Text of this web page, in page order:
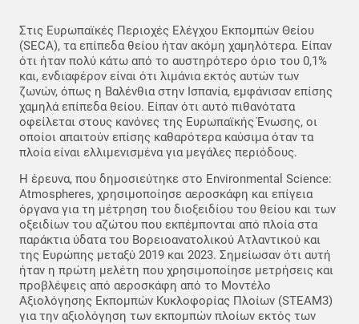
Στις Ευρωπαϊκές Περιοχές Ελέγχου Εκπομπών Θείου
(SECA), τα επίπεδα θείου ήταν ακόμη χαμηλότερα. Είπαν
ότι ήταν πολύ κάτω από το αυστηρότερο όριο του 0,1%
και, ενδιαφέρον είναι ότι λιμάνια εκτός αυτών των
ζωνών, όπως η Βαλένθια στην Ισπανία, εμφάνισαν επίσης
χαμηλά επίπεδα θείου. Είπαν ότι αυτό πιθανότατα
οφείλεται στους κανόνες της Ευρωπαϊκής Ένωσης, οι
οποίοι απαιτούν επίσης καθαρότερα καύσιμα όταν τα
πλοία είναι ελλιμενισμένα για μεγάλες περιόδους.
Η έρευνα, που δημοσιεύτηκε στο Environmental Science:
Atmospheres, χρησιμοποίησε αεροσκάφη και επίγεια
όργανα για τη μέτρηση του διοξειδίου του θείου και των
οξειδίων του αζώτου που εκπέμπονται από πλοία στα
παράκτια ύδατα του Βορειοανατολικού Ατλαντικού και
της Ευρώπης μεταξύ 2019 και 2023. Σημείωσαν ότι αυτή
ήταν η πρώτη μελέτη που χρησιμοποίησε μετρήσεις και
προβλέψεις από αεροσκάφη από το Μοντέλο
Αξιολόγησης Εκπομπών Κυκλοφορίας Πλοίων (STEAM3)
για την αξιολόγηση των εκπομπών πλοίων εκτός των